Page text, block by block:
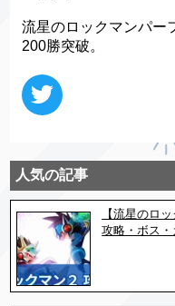
流星のロックマンパー
200勝突破。
人気の記事
【流星のロ
攻略・ボス